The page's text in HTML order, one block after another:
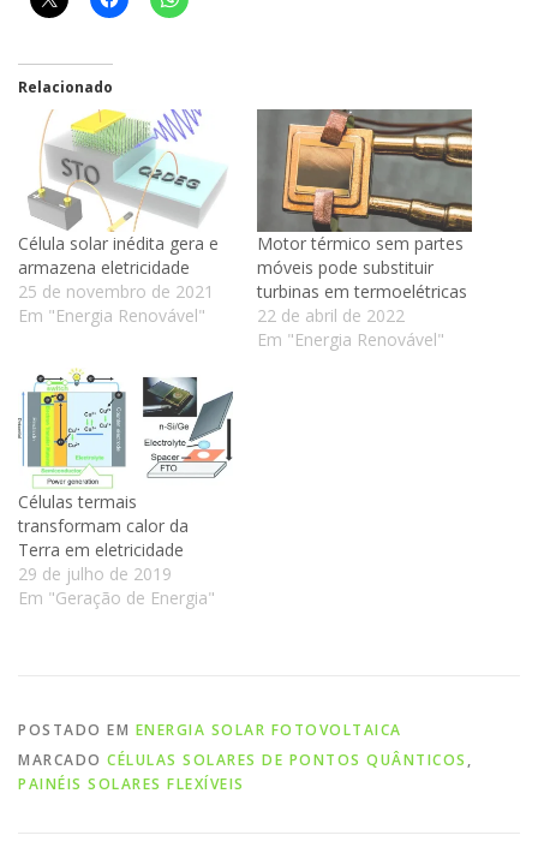
Relacionado
Célula solar inédita gera e
armazena eletricidade
25 de novembro de 2021
Em "Energia Renovável"
Motor térmico sem partes
móveis pode substituir
turbinas em termoelétricas
22 de abril de 2022
Em "Energia Renovável"
Células termais
transformam calor da
Terra em eletricidade
29 de julho de 2019
Em "Geração de Energia"
POSTADO EM ENERGIA SOLAR FOTOVOLTAICA
MARCADO CÉLULAS SOLARES DE PONTOS QUÂNTICOS,
PAINÉIS SOLARES FLEXÍVEIS